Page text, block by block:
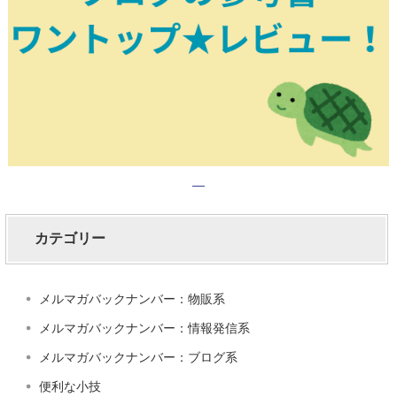
カテゴリー
メルマガバックナンバー：物販系
メルマガバックナンバー：情報発信系
メルマガバックナンバー：ブログ系
便利な小技